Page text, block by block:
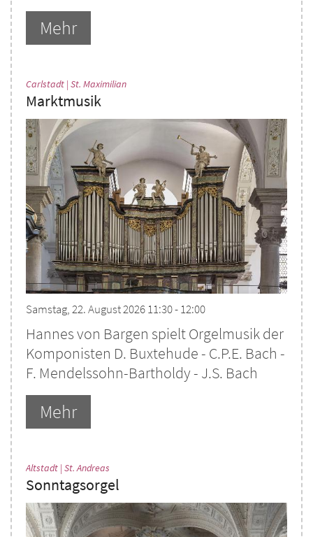
Mehr
Carlstadt | St. Maximilian:
Marktmusik
Samstag, 22. August 2026 11:30 - 12:00
Hannes von Bargen spielt Orgelmusik der
Komponisten D. Buxtehude - C.P.E. Bach -
F. Mendelssohn-Bartholdy - J.S. Bach
Mehr
Altstadt | St. Andreas
Sonntagsorgel